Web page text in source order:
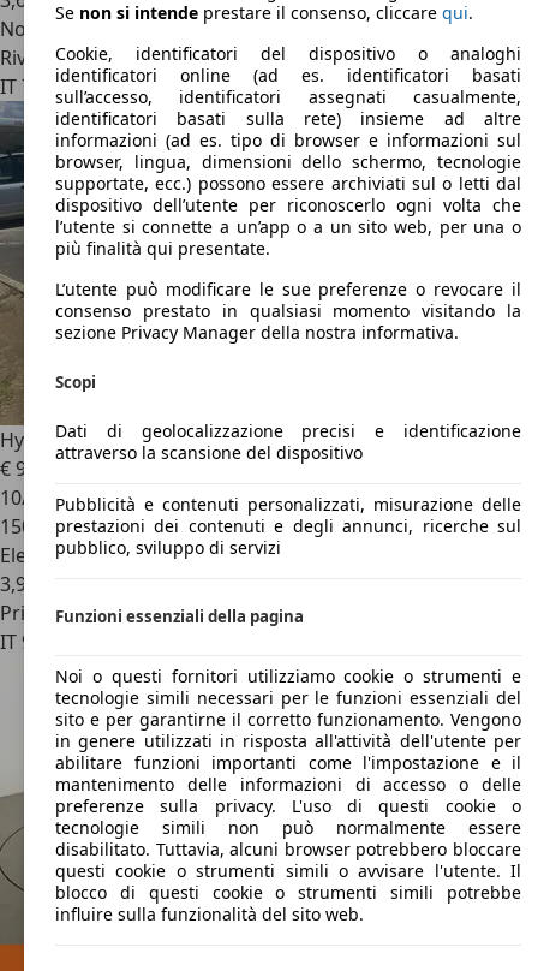
Novità
Rivenditore
IT 76125Trani - Bari - Ba
Hyundai IONIQ
Ioniq 1.6 hybrid Comfort 6dct
€ 9.900
10/2016
150.000 km
Elettrica/Benzina
3,9 l/100 km (comb.)
Privato
IT 90143
Se non si intende prestare il consenso, cliccare qui.
Cookie, identificatori del dispositivo o analoghi
identificatori online (ad es. identificatori basati
sull’accesso, identificatori assegnati casualmente,
identificatori basati sulla rete) insieme ad altre
informazioni (ad es. tipo di browser e informazioni sul
browser, lingua, dimensioni dello schermo, tecnologie
supportate, ecc.) possono essere archiviati sul o letti dal
dispositivo dell’utente per riconoscerlo ogni volta che
l’utente si connette a un’app o a un sito web, per una o
più finalità qui presentate.
L’utente può modificare le sue preferenze o revocare il
consenso prestato in qualsiasi momento visitando la
sezione Privacy Manager della nostra informativa.
Scopi
Dati di geolocalizzazione precisi e identificazione
attraverso la scansione del dispositivo
Pubblicità e contenuti personalizzati, misurazione delle
prestazioni dei contenuti e degli annunci, ricerche sul
pubblico, sviluppo di servizi
Funzioni essenziali della pagina
Noi o questi fornitori utilizziamo cookie o strumenti e
tecnologie simili necessari per le funzioni essenziali del
sito e per garantirne il corretto funzionamento. Vengono
in genere utilizzati in risposta all'attività dell'utente per
abilitare funzioni importanti come l'impostazione e il
mantenimento delle informazioni di accesso o delle
preferenze sulla privacy. L'uso di questi cookie o
tecnologie simili non può normalmente essere
disabilitato. Tuttavia, alcuni browser potrebbero bloccare
questi cookie o strumenti simili o avvisare l'utente. Il
blocco di questi cookie o strumenti simili potrebbe
influire sulla funzionalità del sito web.